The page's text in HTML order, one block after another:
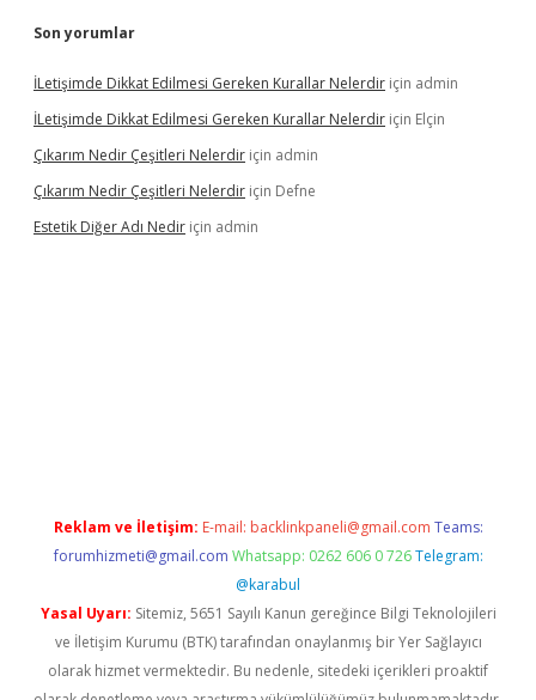
Son yorumlar
İLetişimde Dikkat Edilmesi Gereken Kurallar Nelerdir için admin
İLetişimde Dikkat Edilmesi Gereken Kurallar Nelerdir için Elçin
Çıkarım Nedir Çeşitleri Nelerdir için admin
Çıkarım Nedir Çeşitleri Nelerdir için Defne
Estetik Diğer Adı Nedir için admin
Reklam ve İletişim: E-mail: backlinkpaneli@gmail.com Teams:
forumhizmeti@gmail.com Whatsapp: 0262 606 0 726 Telegram:
@karabul
Yasal Uyarı: Sitemiz, 5651 Sayılı Kanun gereğince Bilgi Teknolojileri
ve İletişim Kurumu (BTK) tarafından onaylanmış bir Yer Sağlayıcı
olarak hizmet vermektedir. Bu nedenle, sitedeki içerikleri proaktif